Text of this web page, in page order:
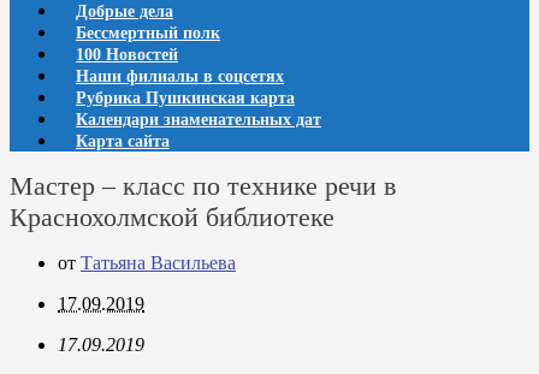
Добрые дела
Бессмертный полк
100 Новостей
Наши филиалы в соцсетях
Рубрика Пушкинская карта
Календари знаменательных дат
Карта сайта
Мастер – класс по технике речи в
Краснохолмской библиотеке
от Татьяна Васильева
17.09.2019
17.09.2019